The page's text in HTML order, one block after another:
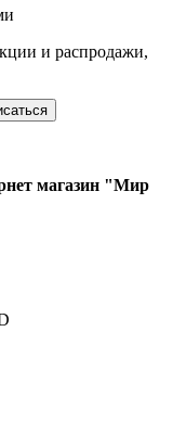
и распродажи,
магазин "Мир